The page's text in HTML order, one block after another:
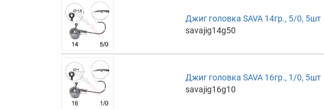
Джиг головка SAVA 14гр., 5/0, 5шт
savajig14g50
Джиг головка SAVA 16гр., 1/0, 5шт
savajig16g10